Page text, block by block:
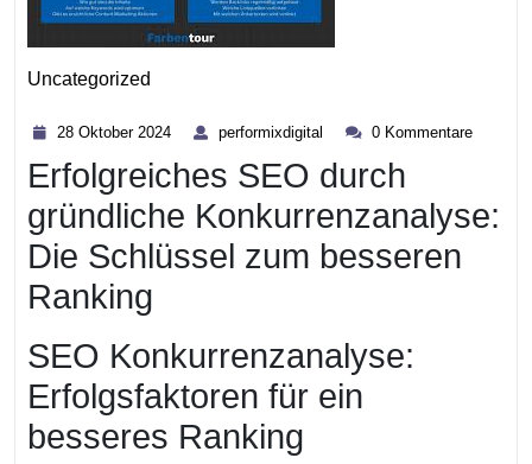
Uncategorized
28 Oktober 2024
2024
performixdigital performixdigital
0 Kommentare
Erfolgreiches SEO durch
gründliche Konkurrenzanalyse:
Die Schlüssel zum besseren
Ranking
SEO Konkurrenzanalyse:
Erfolgsfaktoren für ein
besseres Ranking